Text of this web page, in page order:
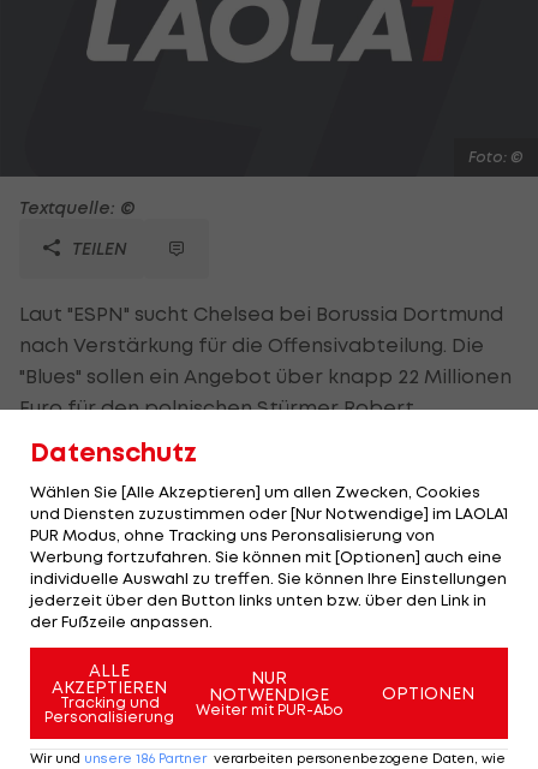
Foto: ©
Textquelle: ©
TEILEN
Laut "ESPN" sucht Chelsea bei Borussia Dortmund
nach Verstärkung für die Offensivabteilung. Die
"Blues" sollen ein Angebot über knapp 22 Millionen
Euro für den polnischen Stürmer Robert
Lewandowski abgegeben haben. Der deutsche
Meister soll das Offert aber abgelehnt haben.
Lewandowski hatte in der vergangenen Saison
mit 22 Liga-Toren beträchtlichen Anteil am Erfolg
des BVB. Chelsea blitzte bereits bei Bayer
Leverkusen mit einem 25-Millionen-Euro-Angebot
für Andre Schürrle ab.
Mehr zum Thema
Datenschutz
Wählen Sie [Alle Akzeptieren] um allen Zwecken, Cookies
und Diensten zuzustimmen oder [Nur Notwendige] im LAOLA1
PUR Modus, ohne Tracking uns Peronsalisierung von
Werbung fortzufahren. Sie können mit [Optionen] auch eine
individuelle Auswahl zu treffen. Sie können Ihre Einstellungen
jederzeit über den Button links unten bzw. über den Link in
der Fußzeile anpassen.
ALLE
AKZEPTIEREN
Tracking und
Personalisierung
NUR
NOTWENDIGE
Weiter mit PUR-Abo
OPTIONEN
Wir und unsere 186 Partner verarbeiten personenbezogene Daten, wie